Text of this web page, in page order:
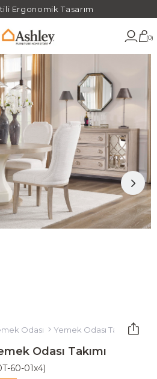
Ergonomik Tasarım
0
Odası Yemek Odası Takımı
Odası Takımı
60-01x4)